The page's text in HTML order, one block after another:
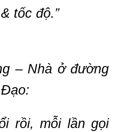
tốc độ.”
– Nhà ở đường
rồi, mỗi lần gọi